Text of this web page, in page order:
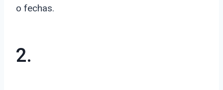
o fechas.
2.